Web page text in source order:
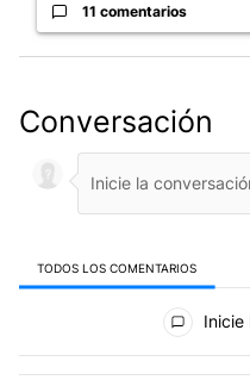
11 comentarios
Conversación
TODOS LOS COMENTARIOS
Todos los
Inicie